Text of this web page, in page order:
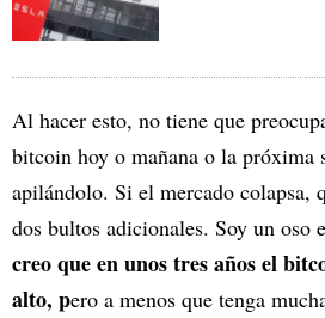
Al hacer esto, no tiene que
bitcoin hoy o mañana o la próxima
apilándolo. Si el mercado colapsa,
dos bultos adicionales. Soy un oso
creo que en unos tres años el
alto, pero a menos que tenga